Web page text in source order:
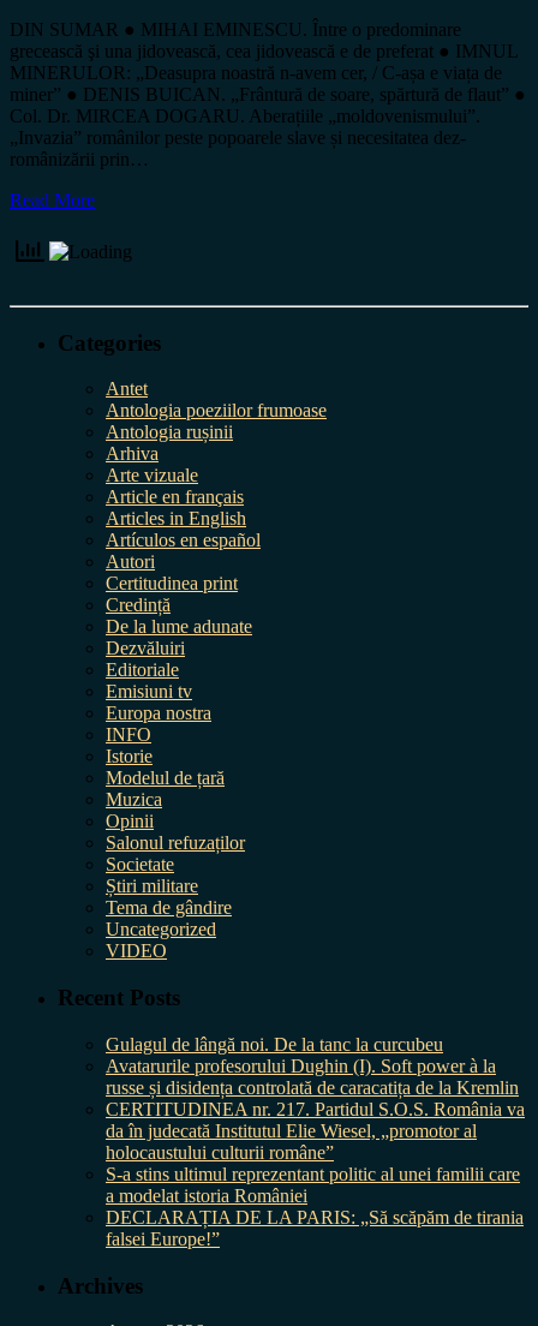
DIN SUMAR ● MIHAI EMINESCU. Între o predominare
grecească şi una jidovească, cea jidovească e de preferat ● IMNUL
MINERULOR: „Deasupra noastră n-avem cer, / C-așa e viața de
miner” ● DENIS BUICAN. „Frântură de soare, spărtură de flaut” ●
Col. Dr. MIRCEA DOGARU. Aberațiile „moldovenismului”.
„Invazia” românilor peste popoarele slave și necesitatea dez-
românizării prin…
Read More
Categories
Antet
Antologia poeziilor frumoase
Antologia rușinii
Arhiva
Arte vizuale
Article en français
Articles in English
Artículos en español
Autori
Certitudinea print
Credință
De la lume adunate
Dezvăluiri
Editoriale
Emisiuni tv
Europa nostra
INFO
Istorie
Modelul de țară
Muzica
Opinii
Salonul refuzaților
Societate
Știri militare
Tema de gândire
Uncategorized
VIDEO
Recent Posts
Gulagul de lângă noi. De la tanc la curcubeu
Avatarurile profesorului Dughin (I). Soft power à la
russe și disidența controlată de caracatița de la Kremlin
CERTITUDINEA nr. 217. Partidul S.O.S. România va
da în judecată Institutul Elie Wiesel, „promotor al
holocaustului culturii române”
S-a stins ultimul reprezentant politic al unei familii care
a modelat istoria României
DECLARAȚIA DE LA PARIS: „Să scăpăm de tirania
falsei Europe!”
Archives